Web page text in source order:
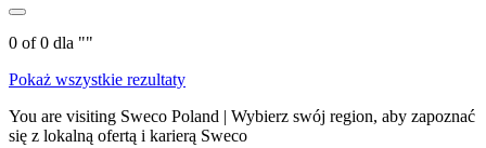
0 of0 dla ""
Pokaż wszystkie rezultaty
You are visiting Sweco Poland | Wybierz swój region, aby zapoznać
się z lokalną ofertą i karierą Sweco